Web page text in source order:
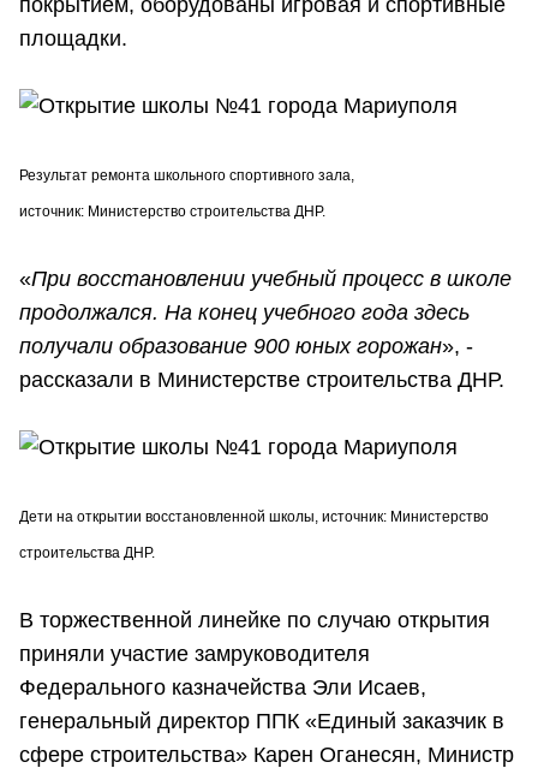
площадки.
Результат ремонта школьного спортивного зала,
источник: Министерство строительства ДНР.
«При восстановлении учебный процесс в школе
продолжался. На конец учебного года здесь
получали образование 900 юных горожан», -
рассказали в Министерстве строительства ДНР.
Дети на открытии восстановленной школы, источник: Министерство
строительства ДНР.
В торжественной линейке по случаю открытия
приняли участие замруководителя
Федерального казначейства Эли Исаев,
генеральный директор ППК «Единый заказчик в
сфере строительства» Карен Оганесян, Министр